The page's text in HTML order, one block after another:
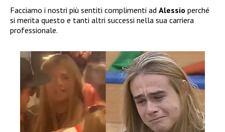
Facciamo i nostri più sentiti complimenti ad Alessio perché
si merita questo e tanti altri successi nella sua carriera
professionale.